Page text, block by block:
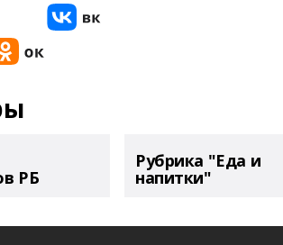
РБ
Рубрика "Еда и
напитки"